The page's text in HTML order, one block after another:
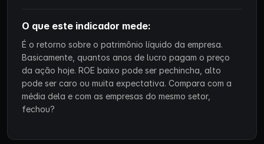
O que este indicador mede:
É o retorno sobre o patrimônio líquido da empresa.
Basicamente, quantos anos de lucro pagam o preço
da ação hoje. ROE baixo pode ser pechincha, alto
pode ser caro ou muita expectativa. Compara com a
média dela e com as empresas do mesmo setor,
fechou?